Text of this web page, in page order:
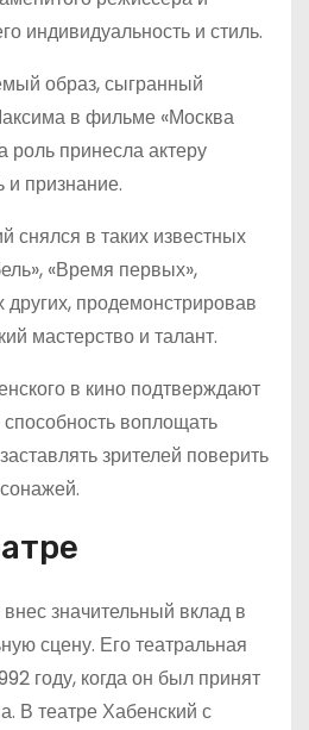
индивидуальность и стиль.
образ, сыгранный
в фильме «Москва
роль принесла актеру
и признание.
снялся в таких известных
«Время первых»,
продемонстрировав
мастерство и талант.
в кино подтверждают
воплощать
зрителей поверить
внес значительный вклад в
сцену. Его театральная
году, когда он был принят
В театре Хабенский с